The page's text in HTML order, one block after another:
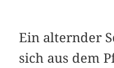
Ein alternder
sich aus dem